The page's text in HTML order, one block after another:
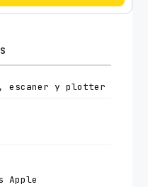
escaner y plotter
Apple